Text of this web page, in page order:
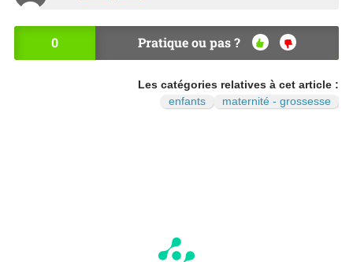
0 Pratique ou pas ?
OU
NO
N
Les catégories relatives à cet article :
enfants
maternité - grossesse